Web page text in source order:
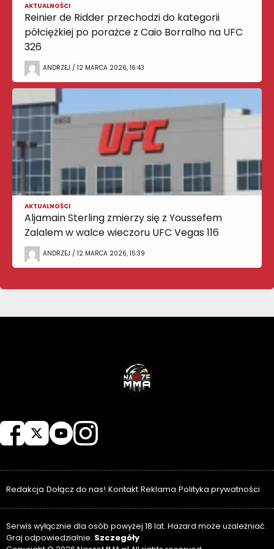
AKTUALNOŚCI
Reinier de Ridder przechodzi do kategorii
półciężkiej po porażce z Caio Borralho na UFC
326
ANDRZEJ / 12 MARCA 2026, 16:43
AKTUALNOŚCI
Aljamain Sterling zmierzy się z Youssefem
Zalalem w walce wieczoru UFC Vegas 116
ANDRZEJ / 12 MARCA 2026, 15:39
Redakcja Dołącz do nas! Kontakt Reklama Polityka prywatności
Serwis wyłącznie dla osób powyżej 18 lat. Hazard może uzależniać.
Graj odpowiedzialnie. Szczegóły